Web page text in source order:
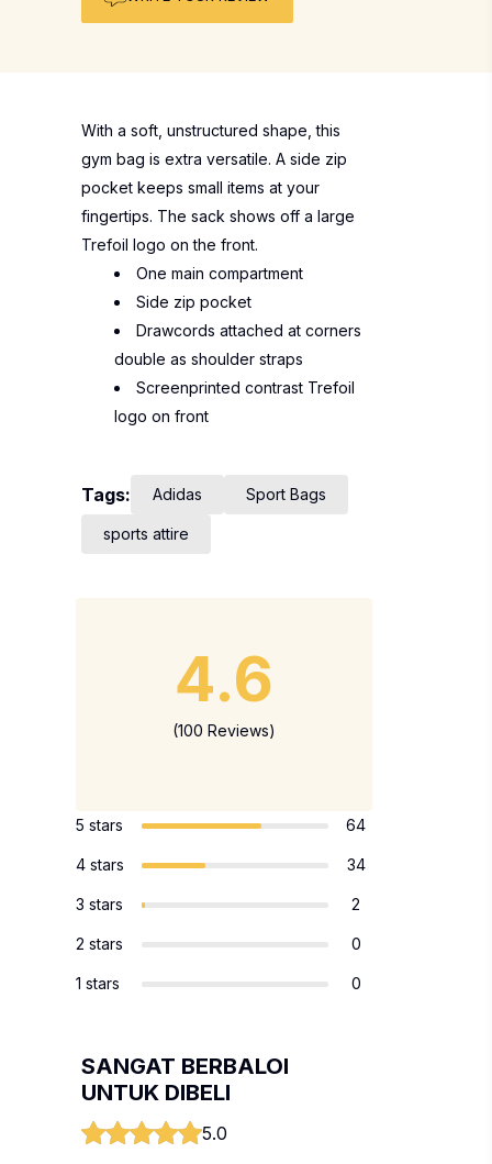
With a soft, unstructured shape, this
gym bag is extra versatile. A side zip
pocket keeps small items at your
fingertips. The sack shows off a large
Trefoil logo on the front.
One main compartment
Side zip pocket
Drawcords attached at corners
double as shoulder straps
Screenprinted contrast Trefoil
logo on front
Tags: Adidas Sport Bags
sports attire
4.6
(100 Reviews)
5 stars 64
4 stars 34
3 stars 2
2 stars 0
1 stars 0
SANGAT BERBALOI
UNTUK DIBELI
5.0